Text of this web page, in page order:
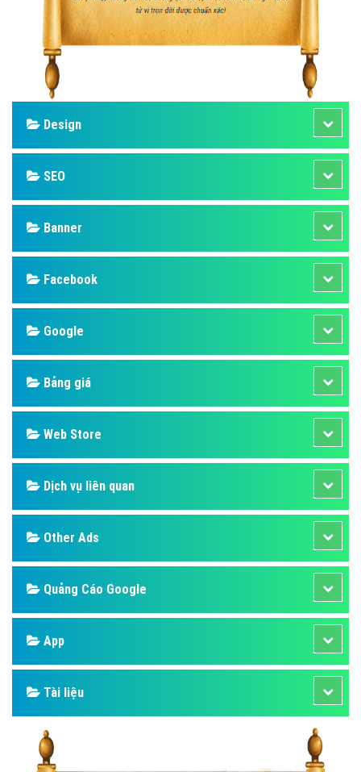
Design
SEO
Banner
Facebook
Google
Bảng giá
Web Store
Dịch vụ liên quan
Other Ads
Quảng Cáo Google
App
Tài liệu